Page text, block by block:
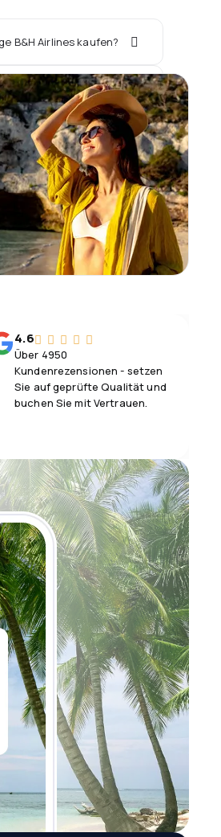
B&H Airlines kaufen?
vor Ort buchen?
4.6
Über 4950
Kundenrezensionen - setzen
Sie auf geprüfte Qualität und
buchen Sie mit Vertrauen.